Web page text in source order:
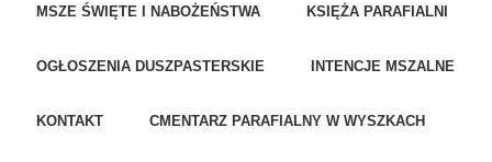
MSZE ŚWIĘTE I NABOŻEŃSTWA KSIĘŻA PARAFIALNI
OGŁOSZENIA DUSZPASTERSKIE INTENCJE MSZALNE
KONTAKT CMENTARZ PARAFIALNY W WYSZKACH